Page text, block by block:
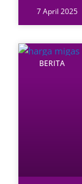
7 April 2025
BERITA